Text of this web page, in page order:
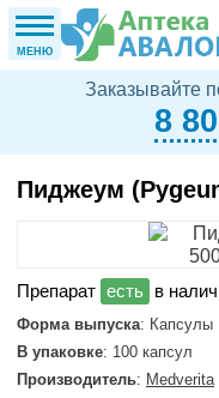
МЕНЮ
Заказывайте
8
Пиджеум
в
Форма выпуска: Капсулы
В упаковке: 100 капсул
Производитель: Medverita